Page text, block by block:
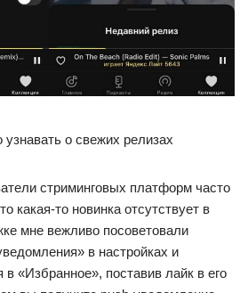
о свежих релизах
стриминговых платформ часто
какая-то новинка отсутствует в
мне вежливо посоветовали
в настройках и
в «Избранное», поставив лайк в его